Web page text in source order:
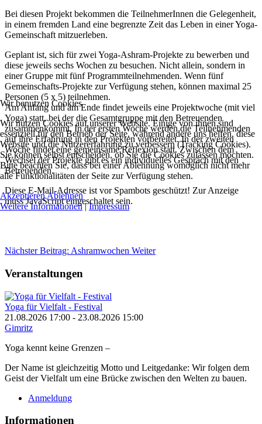
Bei diesen Projekt bekommen die TeilnehmerInnen die Gelegenheit,
in einem fremden Land eine begrenzte Zeit das Leben in einer Yoga-
Gemeinschaft mitzuerleben.
Geplant ist, sich für zwei Yoga-Ashram-Projekte zu bewerben und
diese jeweils sechs Wochen zu besuchen. Nicht allein, sondern in
einer Gruppe mit fünf Programmteilnehmenden. Wenn fünf
Gemeinschafts-Projekte zur Verfügung stehen, können maximal 25
Personen (5 x 5) teilnehmen.
Am Anfang und am Ende findet jeweils eine Projektwoche (mit viel
Yoga) statt, bei der die Gesamtgruppe mit den Betreuenden
zusammenkommt. In der ersten Woche werden die Teilnehmenden
auf ihre Erfahrung in den Projekten vorbereitet. In der zweiten
Woche findet eine gemeinsame Reflexion statt. Zwischen dem
Wechsel der Projekte gibt es ein individuelles Gespräch mit den
Betreuenden.
Diese E-Mail-Adresse ist vor Spambots geschützt! Zur Anzeige
muss JavaScript eingeschaltet sein.
Nächster Beitrag: Ashramwochen Weiter
Veranstaltungen
Yoga für Vielfalt - Festival
21.08.2026 17:00 - 23.08.2026 15:00
Gimritz
Yoga kennt keine Grenzen –
Der Name ist gleichzeitig Motto und Leitgedanke: Wir folgen dem
Geist der Vielfalt um eine Brücke zwischen den Welten zu bauen.
Anmeldung
Informationen
Wir benutzen Cookies
Wir nutzen Cookies auf unserer Website. Einige von ihnen sind
essenziell für den Betrieb der Seite, während andere uns helfen, diese
Website und die Nutzererfahrung zu verbessern (Tracking Cookies).
Sie können selbst entscheiden, ob Sie die Cookies zulassen möchten.
Bitte beachten Sie, dass bei einer Ablehnung womöglich nicht mehr
alle Funktionalitäten der Seite zur Verfügung stehen.
AkzeptierenAblehnen
Weitere Informationen|Impressum